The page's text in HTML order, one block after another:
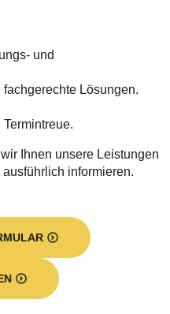
und
Lösungen.
Ihnen unsere Leistungen
informieren.